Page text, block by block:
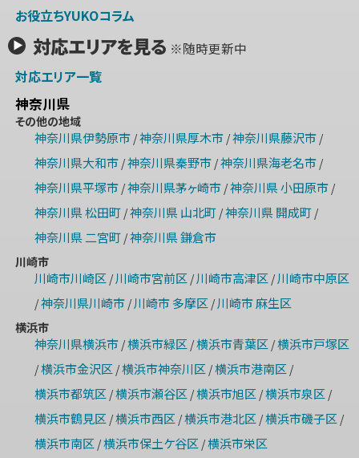
お役立ちYUKOコラム
対応エリアを見る ※随時更新中
対応エリア一覧
神奈川県
その他の地域
神奈川県伊勢原市/神奈川県厚木市/神奈川県藤沢市/
神奈川県大和市/神奈川県秦野市/神奈川県海老名市/
神奈川県平塚市/神奈川県茅ヶ崎市/神奈川県 小田原市/
神奈川県 松田町/神奈川県 山北町/神奈川県 開成町/
神奈川県 二宮町/神奈川県 鎌倉市
川崎市
川崎市川崎区 / 川崎市宮前区 / 川崎市高津区 / 川崎市中原区
/神奈川県川崎市/ 川崎市 多摩区 / 川崎市 麻生区
横浜市
神奈川県横浜市/横浜市緑区 /横浜市青葉区 /横浜市戸塚区
/横浜市金沢区 /横浜市神奈川区 /横浜市港南区 /
横浜市都筑区 /横浜市瀬谷区 /横浜市旭区 /横浜市泉区 /
横浜市鶴見区 /横浜市西区 /横浜市港北区 /横浜市磯子区 /
横浜市南区 /横浜市保土ケ谷区 /横浜市栄区